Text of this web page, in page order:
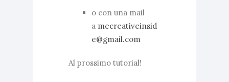
o con una mail
a mecreativeinsid
e@gmail.com
Al prossimo tutorial!